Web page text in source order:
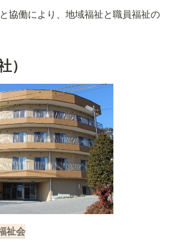
協働により、地域福祉と職員福祉の
）
祉会